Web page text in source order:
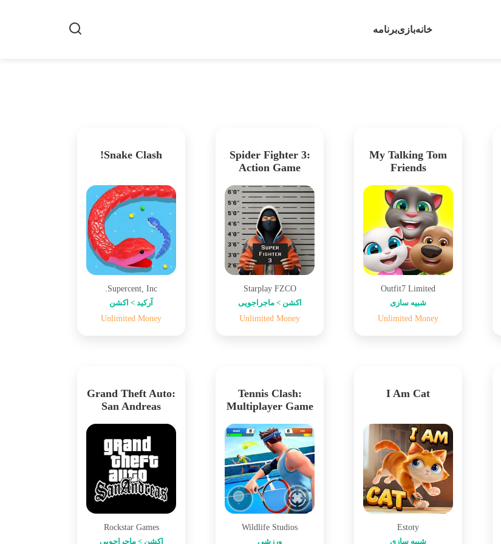
خانهبازیبرنامه
My Talking Tom
Friends
Outfit7 Limited
شبیه سازی
Unlimited Money
Spider Fighter 3:
Action Game
Starplay FZCO
اکشن > ماجراجویی
Unlimited Money
Snake Clash!
Supercent, Inc.
آرکید > اکشن
Unlimited Money
I Am Cat
Estoty
شبیه سازی
Tennis Clash:
Multiplayer Game
Wildlife Studios
ورزشی
Grand Theft Auto:
San Andreas
Rockstar Games
اکشن > ماجراجویی